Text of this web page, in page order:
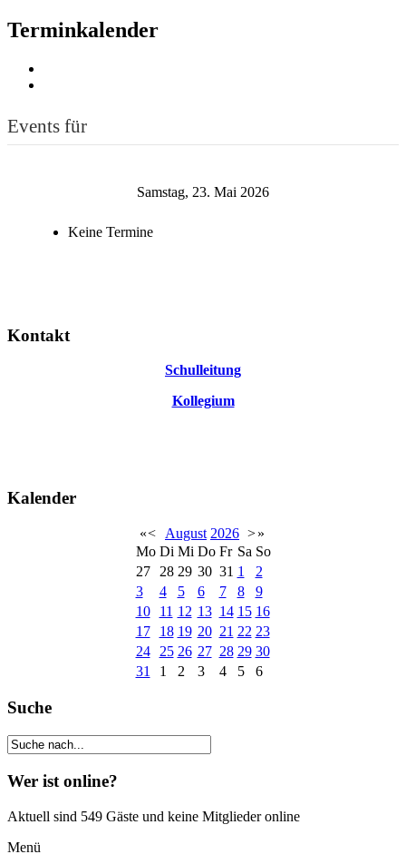
Terminkalender
Events für
Samstag, 23. Mai 2026
Keine Termine
Kontakt
Schulleitung
Kollegium
Kalender
«< August 2026 >»
Mo Di Mi Do Fr Sa So
27
28 29 30 31 1
2
3
4 5 6 7 8
9
10
11 12 13 14 15 16
17
18 19 20 21 22 23
24
25 26 27 28 29 30
31
1 2 3 4 5 6
Suche
Wer ist online?
Aktuell sind 549 Gäste und keine Mitglieder online
Menü